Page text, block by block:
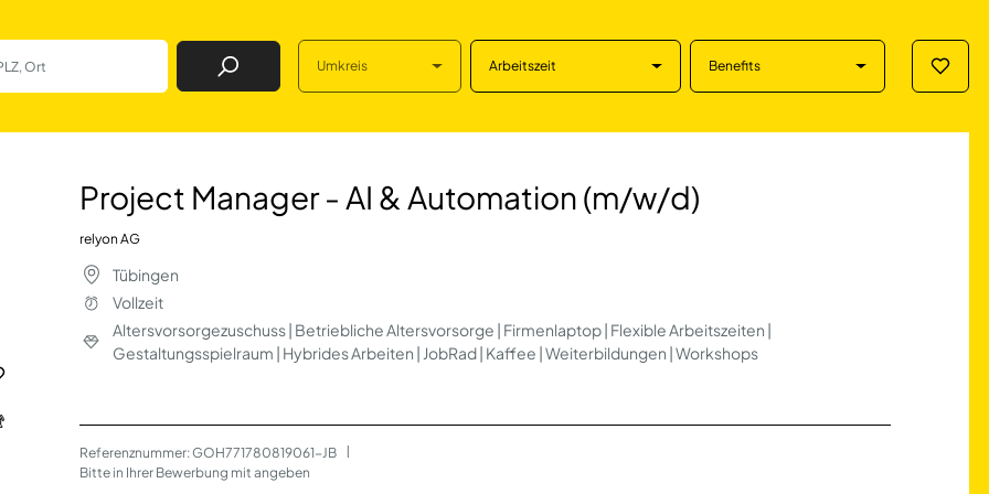
Job Finden Umkreis Arbeitszeit Benefits
AI & Automation (m/w/d) in
Project Manager - AI & Automation (m/w/d)
relyon AG
Tübingen
Vollzeit
Altersvorsorgezuschuss | Betriebliche Altersvorsorge | Firmenlaptop | Flexible Arbeitszeiten |
Gestaltungsspielraum | Hybrides Arbeiten | JobRad | Kaffee | Weiterbildungen | Workshops
Referenznummer: GOH771780819061-JB
Bitte in Ihrer Bewerbung mit angeben